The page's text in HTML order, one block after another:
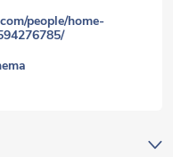
people/home-